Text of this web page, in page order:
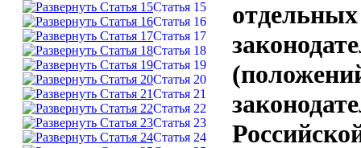
Статья 15
Статья 16
Статья 17
Статья 18
Статья 19
Статья 20
Статья 21
Статья 22
Статья 23
Статья 24
отдельных